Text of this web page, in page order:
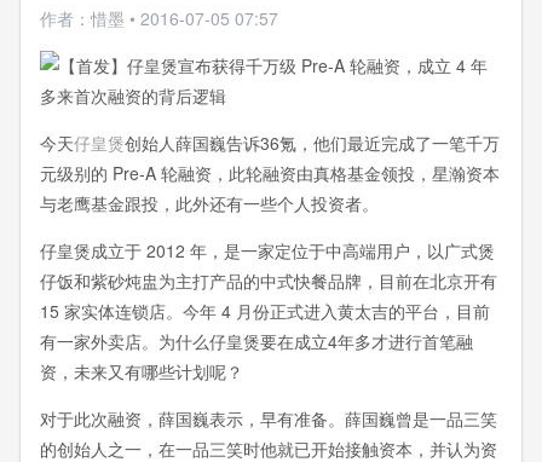
作者：惜墨 • 2016-07-05 07:57
今天仔皇煲创始人薛国巍告诉36氪，他们最近完成了一笔千万
元级别的 Pre-A 轮融资，此轮融资由真格基金领投，星瀚资本
与老鹰基金跟投，此外还有一些个人投资者。
仔皇煲成立于 2012 年，是一家定位于中高端用户，以广式煲
仔饭和紫砂炖盅为主打产品的中式快餐品牌，目前在北京开有
15 家实体连锁店。今年 4 月份正式进入黄太吉的平台，目前
有一家外卖店。为什么仔皇煲要在成立4年多才进行首笔融
资，未来又有哪些计划呢？
对于此次融资，薛国巍表示，早有准备。薛国巍曾是一品三笑
的创始人之一，在一品三笑时他就已开始接触资本，并认为资